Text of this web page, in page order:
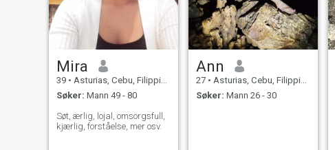
Mira
39 • Asturias, Cebu, Filippinene
Søker: Mann 49 - 80
Søt, ærlig, lojal, omsorgsfull,
kjærlig, forståelse, mer osv.
Ann
27 • Asturias, Cebu, Filippinene
Søker: Mann 26 - 30